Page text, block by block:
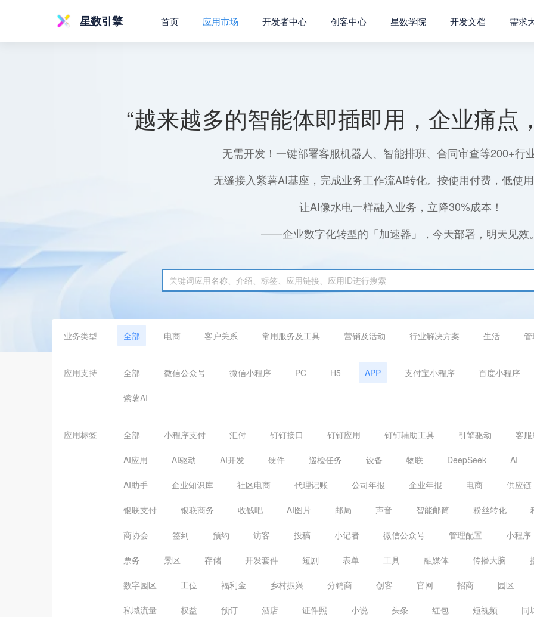
星数引擎 首页 应用市场 开发者中心 创客中心 星数学院 开发文档 需求
“越来越多的智能体即插即用，企业痛点
无需开发！一键部署客服机器人、智能排班、合同审查等200+行
无缝接入紫薯AI基座，完成业务工作流AI转化。按使用付费，低使
让AI像水电一样融入业务，立降30%成本！
——企业数字化转型的「加速器」，今天部署，明天见效
业务类型 全部 电商 客户关系 常用服务及工具 营销及活动 行业解决方案 生活
应用支持 全部 微信公众号 微信小程序 PC H5 APP 支付宝小程序 百度小程序
紫薯AI
应用标签 全部 小程序支付 汇付 钉钉接口 钉钉应用 钉钉辅助工具 引擎驱动 客
AI应用 AI驱动 AI开发 硬件 巡检任务 设备 物联 DeepSeek AI
AI助手 企业知识库 社区电商 代理记账 公司年报 企业年报 电商 供应链
银联支付 银联商务 收钱吧 AI图片 邮局 声音 智能邮筒 粉丝转化
商协会 签到 预约 访客 投稿 小记者 微信公众号 管理配置 小程序
票务 景区 存储 开发套件 短剧 表单 工具 融媒体 传播大脑
数字园区 工位 福利金 乡村振兴 分销商 创客 官网 招商 园区
私域流量 权益 预订 酒店 证件照 小说 头条 红包 短视频 同